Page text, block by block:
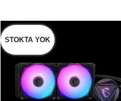
STOKTA YOK